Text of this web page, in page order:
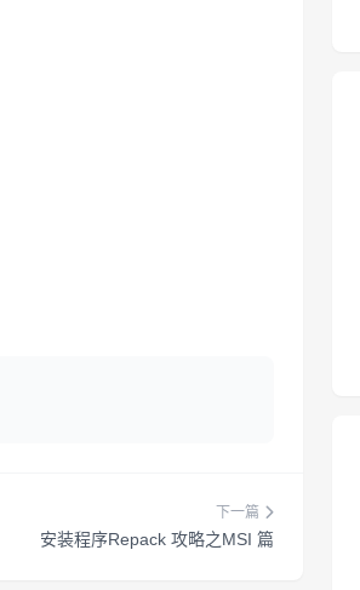
下一篇
安装程序Repack 攻略之MSI 篇